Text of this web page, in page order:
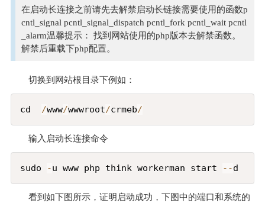
在启动长连接之前请先去解禁启动长链接需要使用的函数p
cntl_signal pcntl_signal_dispatch pcntl_fork pcntl_wait pcntl
_alarm温馨提示： 找到网站使用的php版本去解禁函数。
解禁后重载下php配置。
切换到网站根目录下例如：
cd /www/wwwroot/crmeb/
输入启动长连接命令
sudo -u www php think workerman start --d
看到如下图所示，证明启动成功，下图中的端口和系统的